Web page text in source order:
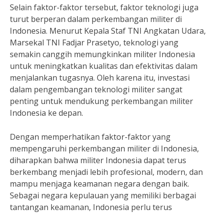
Selain faktor-faktor tersebut, faktor teknologi juga
turut berperan dalam perkembangan militer di
Indonesia. Menurut Kepala Staf TNI Angkatan Udara,
Marsekal TNI Fadjar Prasetyo, teknologi yang
semakin canggih memungkinkan militer Indonesia
untuk meningkatkan kualitas dan efektivitas dalam
menjalankan tugasnya. Oleh karena itu, investasi
dalam pengembangan teknologi militer sangat
penting untuk mendukung perkembangan militer
Indonesia ke depan.
Dengan memperhatikan faktor-faktor yang
mempengaruhi perkembangan militer di Indonesia,
diharapkan bahwa militer Indonesia dapat terus
berkembang menjadi lebih profesional, modern, dan
mampu menjaga keamanan negara dengan baik.
Sebagai negara kepulauan yang memiliki berbagai
tantangan keamanan, Indonesia perlu terus